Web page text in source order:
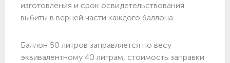
изготовления и срок освидетельствования
выбиты в верней части каждого баллона.
Баллон 50 литров заправляется по весу
эквивалентному 40 литрам, стоимость заправки